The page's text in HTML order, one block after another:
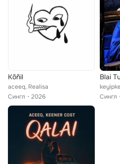
Kõñil
aceeq, Realisa
Сингл
2026
Blai
Сингл